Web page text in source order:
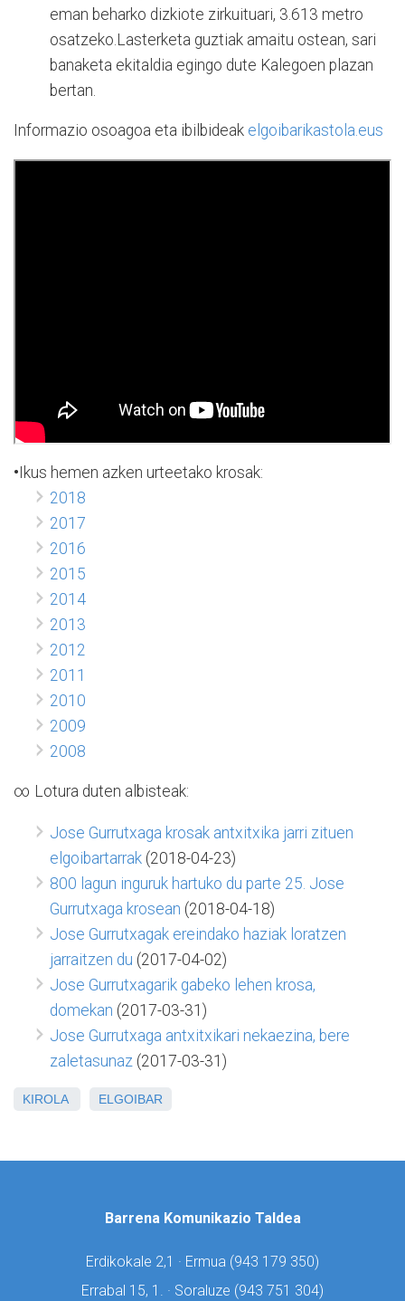
eman beharko dizkiote zirkuituari, 3.613 metro
osatzeko.Lasterketa guztiak amaitu ostean, sari
banaketa ekitaldia egingo dute Kalegoen plazan
bertan.
Informazio osoagoa eta ibilbideak elgoibarikastola.eus
• Ikus hemen azken urteetako krosak:
2018
2017
2016
2015
2014
2013
2012
2011
2010
2009
2008
∞ Lotura duten albisteak:
Jose Gurrutxaga krosak antxitxika jarri zituen
elgoibartarrak (2018-04-23)
800 lagun inguruk hartuko du parte 25. Jose
Gurrutxaga krosean (2018-04-18)
Jose Gurrutxagak ereindako haziak loratzen
jarraitzen du (2017-04-02)
Jose Gurrutxagarik gabeko lehen krosa,
domekan (2017-03-31)
Jose Gurrutxaga antxitxikari nekaezina, bere
zaletasunaz (2017-03-31)
KIROLA ELGOIBAR
Barrena Komunikazio Taldea
Erdikokale 2,1 · Ermua (943 179 350)
Errabal 15, 1. · Soraluze (943 751 304)